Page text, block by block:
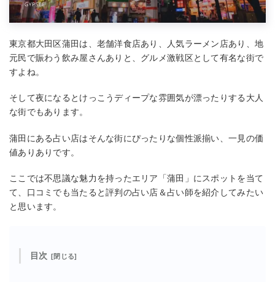
東京都大田区蒲田は、老舗洋食店あり、人気ラーメン店あり、地
元民で賑わう飲み屋さんありと、グルメ激戦区として有名な街で
すよね。
そして夜になるとけっこうディープな雰囲気が漂ったりする大人
な街でもあります。
蒲田にある占い店はそんな街にぴったりな個性派揃い、一見の価
値ありありです。
ここでは不思議な魅力を持ったエリア「蒲田」にスポットを当て
て、口コミでも当たると評判の占い店＆占い師を紹介してみたい
と思います。
目次